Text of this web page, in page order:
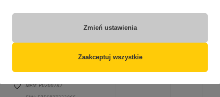
Zmień ustawienia
Zaakceptuj wszystkie
"naszym magazynie"
(część opcji mogła zostać ukryta przez wybrany sposób filtrowania)
rozmiar UK 7 / EU 41
MPN: P0200782
94.99